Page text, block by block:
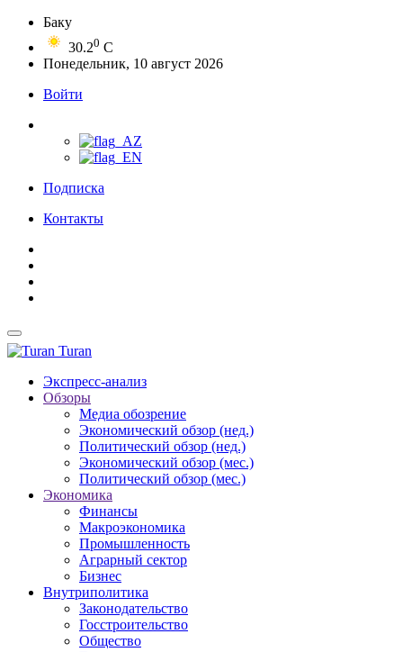
Баку
30.20 C
Понедельник, 10 август 2026
Войти
Подписка
Контакты
Turan
Экспресс-анализ
Обзоры
Медиа обозрение
Экономический обзор (нед.)
Политический обзор (нед.)
Экономический обзор (мес.)
Политический обзор (мес.)
Экономика
Финансы
Макроэкономика
Промышленность
Аграрный сектор
Бизнес
Внутриполитика
Законодательство
Госстроительство
Общество